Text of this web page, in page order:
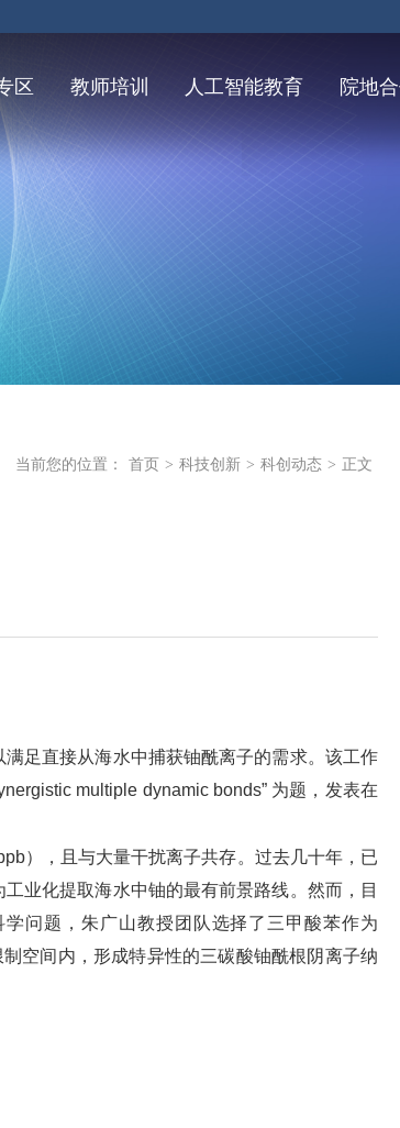
区 教师培训 人工智能教育 院地
当前您的位置： 首页 > 科技创新 > 科创动态 > 正文
足直接从海水中捕获铀酰离子的需求。该工作
multiple dynamic bonds” 为题，发表在
），且与大量干扰离子共存。过去几十年，已
业化提取海水中铀的最有前景路线。然而，目
问题，朱广山教授团队选择了三甲酸苯作为
空间内，形成特异性的三碳酸铀酰根阴离子纳